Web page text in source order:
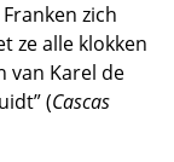
zich
ze alle klokken
van Karel de
(Cascas